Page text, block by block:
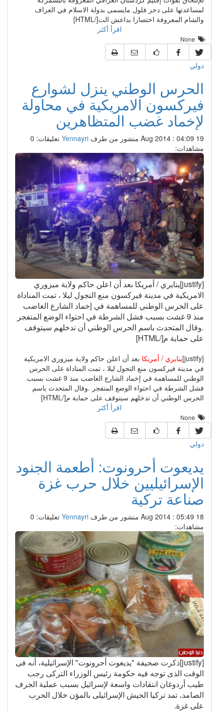
لمساعدتها على دحر فلول مايسمى بدولة الاسلام في العراف
والشام المعروفة اختصارا بداعش الت[/HTML]
اقرأ أكثر
None
دولي
الحرس الوطني ينزل لشوارع
فيركسون الامريكية في محاولة
لإخماد غضب المتظاهرين
منشور من طرفYennayri تعليقات: 0
مشاهدات:
[justify]ينايري / أمريكا بعد أن اعلن حاكم ولاية ميزوري
الامريكية في مدينة فيركسون منع التجول ليلا ، تمت المناداة
على الحرس الوطني للمساهمة في إخماد الشارع الغاضب
منذ 9 غشت بسبب فشل الشرطة في احتواء الوضع المتفجر
.وقال المتحدث باسم الحرس الوطني أن تدخلهم سيتوقف
على حماية م[/HTML]
ينايري / أمريكا بعد أن اعلن حاكم ولاية ميزوري الامريكية
في مدينة فيركسون منع التجول ليلا ، تمت المناداة على الحرس
الوطني للمساهمة في إخماد الشارع الغاضب منذ 9 غشت بسبب
فشل الشرطة في احتواء الوضع المتفجر .وقال المتحدث باسم
الحرس الوطني أن تدخلهم سيتوقف على حماية م[/HTML]
اقرأ أكثر
None
دولي
يديعوت أحرونوت: أطعمة الجنود
الإسرائيليين خلال حرب غزة
صناعة تركية
منشور من طرفYennayri تعليقات: 0
مشاهدات:
[justify]ذكرت صحيفة "يديعوت أحرونوت" الإسرائيلية، أنه فى
الوقت الذى توجه فيه حكومة رئيس الوزراء التركى رجب
طيب أردوغان انتقادات واسعة لإسرائيل بسبب عملية الجرف
الصامد، تمد تركيا الجيش الإسرائيلى بالمؤن خلال الحرب
على غزة.